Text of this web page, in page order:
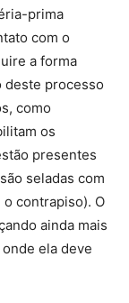
prima
com o
a forma
deste processo
como
os
presentes
seladas com
contrapiso). O
ainda mais
ela deve